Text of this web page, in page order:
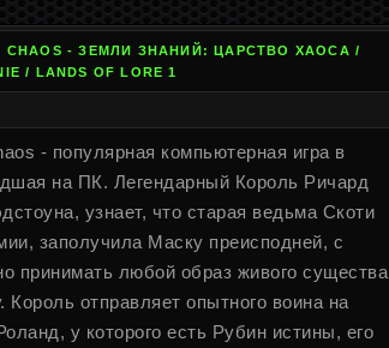
CHAOS - ЗЕМЛИ ЗНАНИЙ: ЦАРСТВО ХАОСА /
/ LANDS OF LORE 1
- популярная компьютерная игра в
на ПК. Легендарный Король Ричард
узнает, что старая ведьма Скоти
заполучила Маску преисподней, с
принимать любой образ живого существа
Король отправляет опытного воина на
у которого есть Рубин истины, его